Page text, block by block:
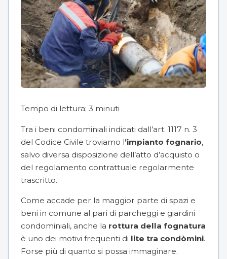
Tempo di lettura: 3 minuti
Tra i beni condominiali indicati dall’art. 1117 n. 3
del Codice Civile troviamo l’impianto fognario,
salvo diversa disposizione dell’atto d’acquisto o
del regolamento contrattuale regolarmente
trascritto.
Come accade per la maggior parte di spazi e
beni in comune al pari di parcheggi e giardini
condominiali, anche la rottura della fognatura
è uno dei motivi frequenti di lite tra condòmini.
Forse più di quanto si possa immaginare.